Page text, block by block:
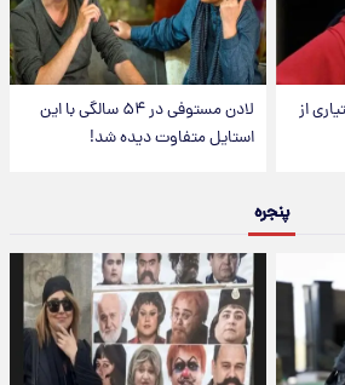
از
لادن مستوفی در ۵۴ سالگی با این
استایل متفاوت دیده شد!
پنجره